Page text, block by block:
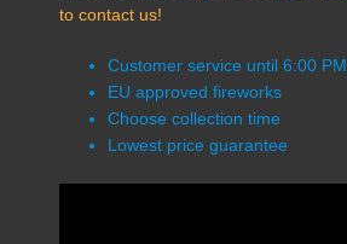
to contact us!
Customer service until 6:00 PM
EU approved fireworks
Choose collection time
Lowest price guarantee